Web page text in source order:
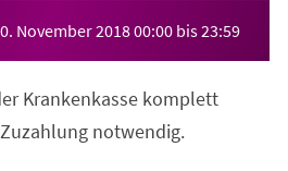
November 201800:00 bis23:59
Krankenkasse komplett
notwendig.